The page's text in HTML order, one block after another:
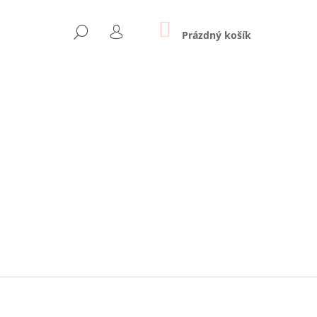
HLEDAT
PŘIHLÁŠENÍ
NÁKUPNÍ
KOŠÍK
Prázdný košík